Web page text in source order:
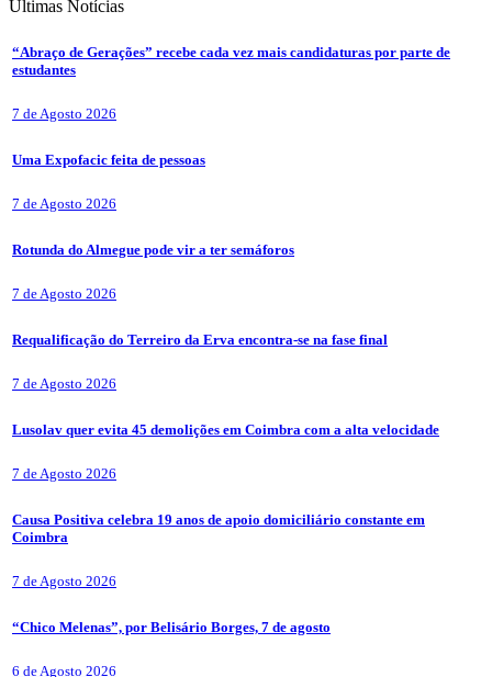
Últimas Notícias
“Abraço de Gerações” recebe cada vez mais candidaturas por parte de
estudantes
7 de Agosto 2026
Uma Expofacic feita de pessoas
7 de Agosto 2026
Rotunda do Almegue pode vir a ter semáforos
7 de Agosto 2026
Requalificação do Terreiro da Erva encontra-se na fase final
7 de Agosto 2026
Lusolav quer evita 45 demolições em Coimbra com a alta velocidade
7 de Agosto 2026
Causa Positiva celebra 19 anos de apoio domiciliário constante em
Coimbra
7 de Agosto 2026
“Chico Melenas”, por Belisário Borges, 7 de agosto
6 de Agosto 2026